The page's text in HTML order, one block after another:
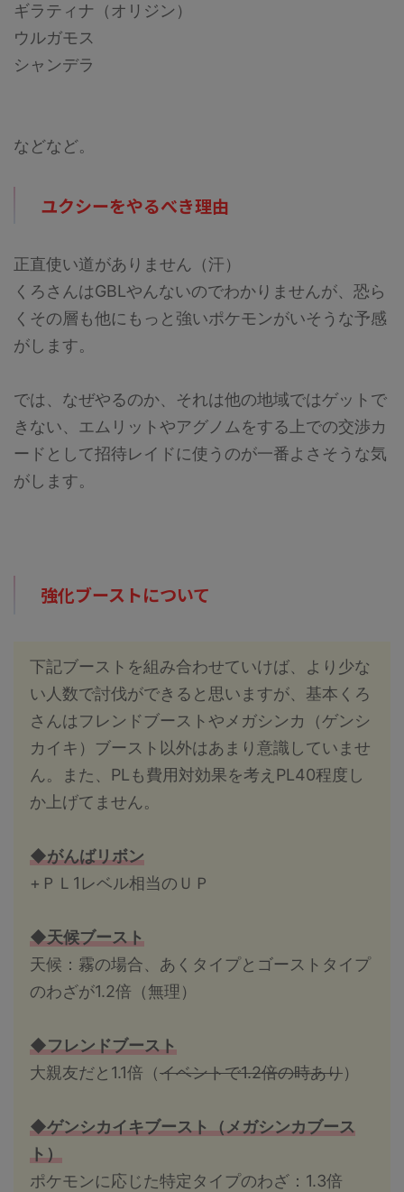
ギラティナ（オリジン）
ウルガモス
シャンデラ
などなど。
ユクシーをやるべき理由
正直使い道がありません（汗）
くろさんはGBLやんないのでわかりませんが、恐ら
くその層も他にもっと強いポケモンがいそうな予感
がします。
では、なぜやるのか、それは他の地域ではゲットで
きない、エムリットやアグノムをする上での交渉カ
ードとして招待レイドに使うのが一番よさそうな気
がします。
強化ブーストについて
下記ブーストを組み合わせていけば、より少な
い人数で討伐ができると思いますが、基本くろ
さんはフレンドブーストやメガシンカ（ゲンシ
カイキ）ブースト以外はあまり意識していませ
ん。また、PLも費用対効果を考えPL40程度し
か上げてません。
◆がんばリボン
+ＰＬ1レベル相当のＵＰ
◆天候ブースト
天候：霧の場合、あくタイプとゴーストタイプ
のわざが1.2倍（無理）
◆フレンドブースト
大親友だと1.1倍（イベントで1.2倍の時あり）
◆ゲンシカイキブースト（メガシンカブース
ト）
ポケモンに応じた特定タイプのわざ：1.3倍